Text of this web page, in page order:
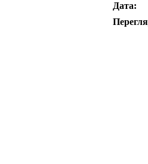
Дата: